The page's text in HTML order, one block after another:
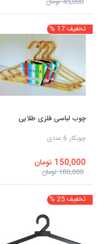
تخفیف 17 %
چوب لباسی فلزی طلایی
چوبکار 6 عددی
150,000 تومان
180,000 تومان
تخفیف 25 %